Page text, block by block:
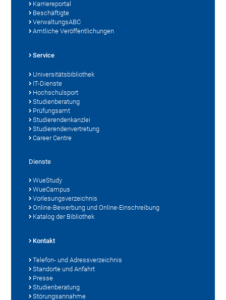
Karriereportal
Beschäftigte
VerwaltungsABC
Amtliche Veröffentlichungen
Service
Universitätsbibliothek
IT-Dienste
Hochschulsport
Studienberatung
Prüfungsamt
Studierendenkanzlei
Studierendenvertretung
Career Centre
Dienste
WueStudy
WueCampus
Vorlesungsverzeichnis
Online-Bewerbung und Online-Einschreibung
Katalog der Bibliothek
Kontakt
Telefon- und Adressverzeichnis
Standorte und Anfahrt
Presse
Studienberatung
Störungsannahme